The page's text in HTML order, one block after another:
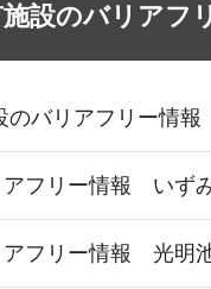
設のバリアフ
バリアフリー情報
フリー情報 いず
アフリー情報 光明